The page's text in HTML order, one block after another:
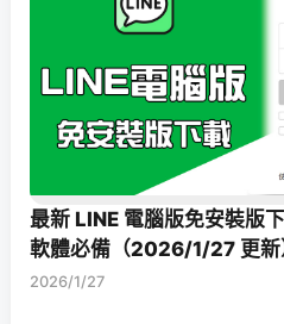
最新 LINE 電腦版免安裝版
軟體必備（2026/1/27 更新
2026/1/27